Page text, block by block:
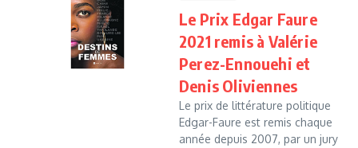
Le Prix Edgar Faure
2021 remis à Valérie
Perez-Ennouehi et
Denis Oliviennes
Le prix de littérature politique
Edgar-Faure est remis chaque
année depuis 2007, par un jury